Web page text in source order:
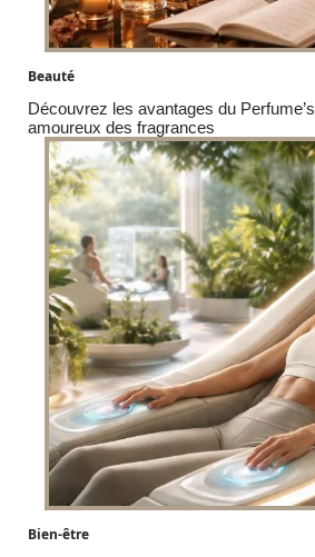
Beauté
Découvrez les avantages du
amoureux des fragrances
Bien-être